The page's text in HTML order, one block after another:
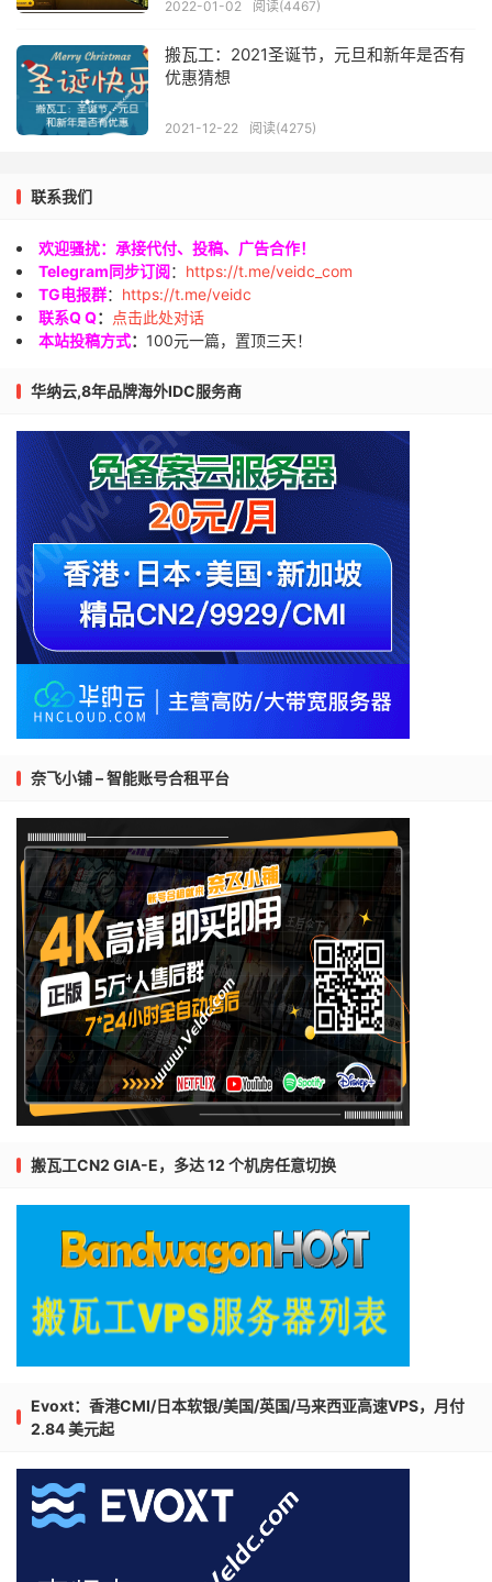
2022-01-02 阅读(4467)
搬瓦工：2021圣诞节，元旦和新年是否有
优惠猜想
2021-12-22 阅读(4275)
联系我们
欢迎骚扰：承接代付、投稿、广告合作！
Telegram同步订阅： https://t.me/veidc_com
TG电报群： https://t.me/veidc
联系Q Q：
点击此处对话
本站投稿方式： 100元一篇，置顶三天！
华纳云,8年品牌海外IDC服务商
奈飞小铺 – 智能账号合租平台
搬瓦工CN2 GIA-E，多达 12 个机房任意切换
Evoxt：香港CMI/日本软银/美国/英国/马来西亚高速VPS，月付
2.84 美元起